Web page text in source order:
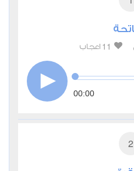
11 اعجاب
00:00
2